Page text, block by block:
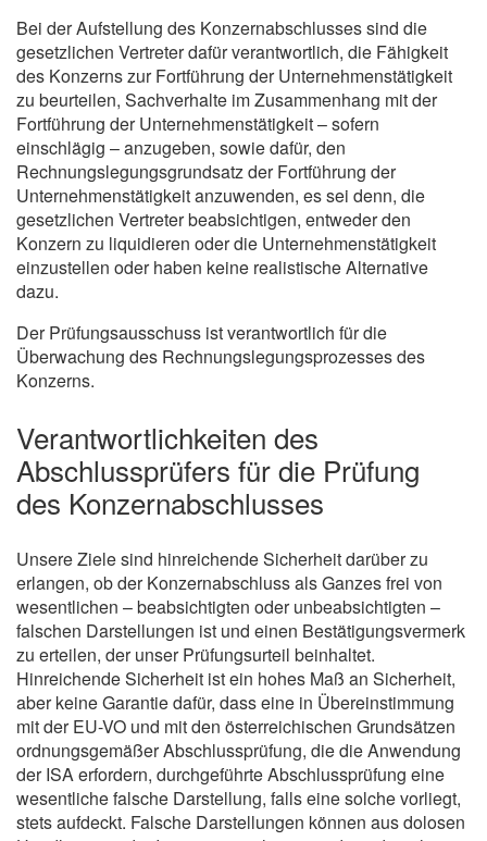
Bei der Aufstellung des Konzernabschlusses sind die
gesetzlichen Vertreter dafür verantwortlich, die Fähigkeit
des Konzerns zur Fortführung der Unternehmenstätigkeit
zu beurteilen, Sachverhalte im Zusammenhang mit der
Fortführung der Unternehmenstätigkeit – sofern
einschlägig – anzugeben, sowie dafür, den
Rechnungslegungsgrundsatz der Fortführung der
Unternehmenstätigkeit anzuwenden, es sei denn, die
gesetzlichen Vertreter beabsichtigen, entweder den
Konzern zu liquidieren oder die Unternehmenstätigkeit
einzustellen oder haben keine realistische Alternative
dazu.
Der Prüfungsausschuss ist verantwortlich für die
Überwachung des Rechnungslegungsprozesses des
Konzerns.
Verantwortlichkeiten des
Abschlussprüfers für die Prüfung
des Konzernabschlusses
Unsere Ziele sind hinreichende Sicherheit darüber zu
erlangen, ob der Konzernabschluss als Ganzes frei von
wesentlichen – beabsichtigten oder unbeabsichtigten –
falschen Darstellungen ist und einen Bestätigungsvermerk
zu erteilen, der unser Prüfungsurteil beinhaltet.
Hinreichende Sicherheit ist ein hohes Maß an Sicherheit,
aber keine Garantie dafür, dass eine in Übereinstimmung
mit der EU-VO und mit den österreichischen Grundsätzen
ordnungsgemäßer Abschlussprüfung, die die Anwendung
der ISA erfordern, durchgeführte Abschlussprüfung eine
wesentliche falsche Darstellung, falls eine solche vorliegt,
stets aufdeckt. Falsche Darstellungen können aus dolosen